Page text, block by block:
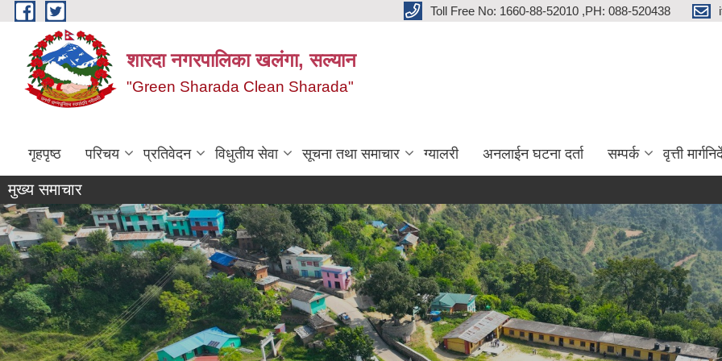
Skip to main content Toll Free No: 1660-88-52010 ,PH: 088-520438
शारदा नगरपालिका खलंगा, सल्यान
"Green Sharada Clean Sharada"
गृहपृष्ठ परिचय प्रतिवेदन विधुतीय सेवा सूचना तथा समाचार ग्यालरी अनलाईन घटना दर्ता सम्पर्क वृत्ती
मुख्य समाचार